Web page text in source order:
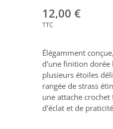
12,00 €
TTC
Élégamment
d'une finition dorée
plusieurs étoiles
rangée de strass
une attache
d'éclat et de